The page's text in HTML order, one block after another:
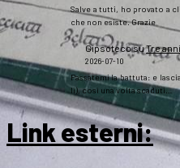
Salve a tutti, ho provato a
che non esiste. Grazie
GipsotecosuTre
2026-07-10
Passatemi la battuta: e
lì), così una volta scaduti…
Link esterni: